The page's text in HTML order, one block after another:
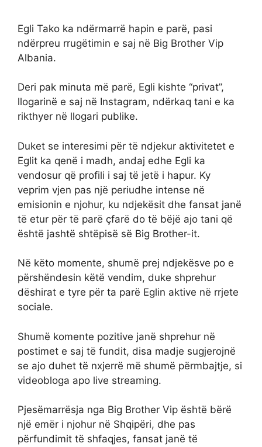
Egli Tako ka ndërmarrë hapin e parë, pasi
ndërpreu rrugëtimin e saj në Big Brother Vip
Albania.
Deri pak minuta më parë, Egli kishte “privat”,
llogarinë e saj në Instagram, ndërkaq tani e ka
rikthyer në llogari publike.
Duket se interesimi për të ndjekur aktivitetet e
Eglit ka qenë i madh, andaj edhe Egli ka
vendosur që profili i saj të jetë i hapur. Ky
veprim vjen pas një periudhe intense në
emisionin e njohur, ku ndjekësit dhe fansat janë
të etur për të parë çfarë do të bëjë ajo tani që
është jashtë shtëpisë së Big Brother-it.
Në këto momente, shumë prej ndjekësve po e
përshëndesin këtë vendim, duke shprehur
dëshirat e tyre për ta parë Eglin aktive në rrjete
sociale.
Shumë komente pozitive janë shprehur në
postimet e saj të fundit, disa madje sugjerojnë
se ajo duhet të nxjerrë më shumë përmbajtje, si
videobloga apo live streaming.
Pjesëmarrësja nga Big Brother Vip është bërë
një emër i njohur në Shqipëri, dhe pas
përfundimit të shfaqjes, fansat janë të